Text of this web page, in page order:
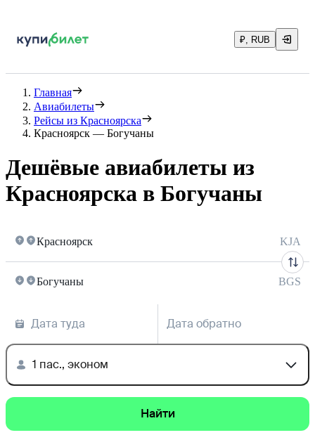
₽, RUB
Главная
Авиабилеты
Рейсы из Красноярска
Красноярск — Богучаны
Дешёвые авиабилеты из
Красноярска в Богучаны
Красноярск KJA
Богучаны BGS
Дата туда Дата обратно
1 пас., эконом
Найти